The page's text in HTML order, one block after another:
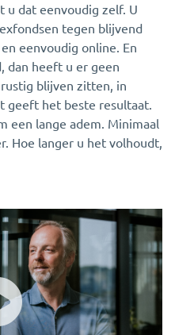
u dat eenvoudig zelf. U
tegen blijvend
eenvoudig online. En
dan heeft u er geen
blijven zitten, in
geeft het beste resultaat.
een lange adem. Minimaal
Hoe langer u het volhoudt,